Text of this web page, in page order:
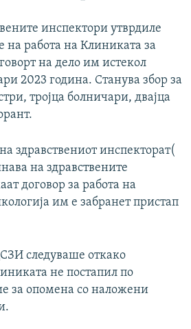
инспектори утврдиле
на работа на Клиниката за
на дело им истекол
2023 година. Станува збор за
тројца болничари, двајца
здравствениот инспекторат(
на здравствените
договор за работа на
им е забранет пристап
следуваше откако
не постапил по
за опомена со наложени